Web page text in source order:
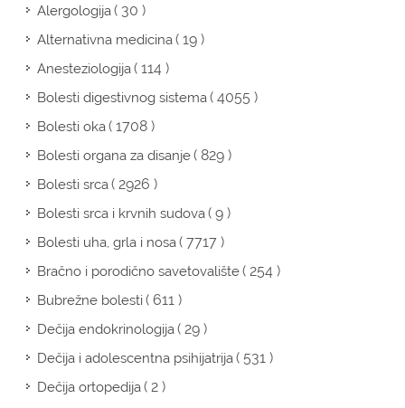
Alergologija( 30 )
Alternativna medicina( 19 )
Anesteziologija( 114 )
Bolesti digestivnog sistema( 4055 )
Bolesti oka( 1708 )
Bolesti organa za disanje( 829 )
Bolesti srca( 2926 )
Bolesti srca i krvnih sudova( 9 )
Bolesti uha, grla i nosa( 7717 )
Bračno i porodično savetovalište( 254 )
Bubrežne bolesti( 611 )
Dečija endokrinologija( 29 )
Dečija i adolescentna psihijatrija( 531 )
Dečija ortopedija( 2 )